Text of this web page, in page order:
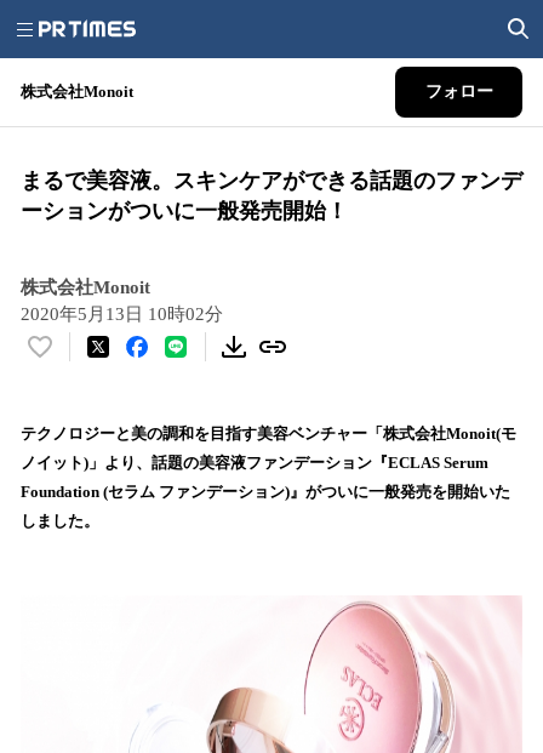
株式会社Monoit フォロー
まるで美容液。スキンケアができる話題のファンデ
ーションがついに一般発売開始！
株式会社Monoit
2020年5月13日 10時02分
い
！
数
を
読
テクノロジーと美の調和を目指す美容ベンチャー「株式会社Monoit(モ
ノイット)」より、話題の美容液ファンデーション『ECLAS Serum
Foundation (セラム ファンデーション)』がついに一般発売を開始いた
しました。